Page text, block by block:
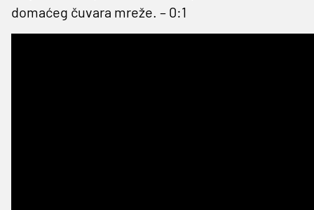
domaćeg čuvara mreže. – 0:1